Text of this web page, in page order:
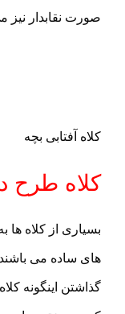
صورت نقابدار نیز
کلاه آفتابی بچه
کلاه طرح
بسیاری از کلاه
های ساده می
گذاشتن اینگونه